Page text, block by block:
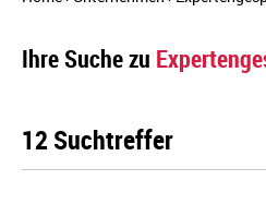
Ihre Suche zu
12 Suchtreffer